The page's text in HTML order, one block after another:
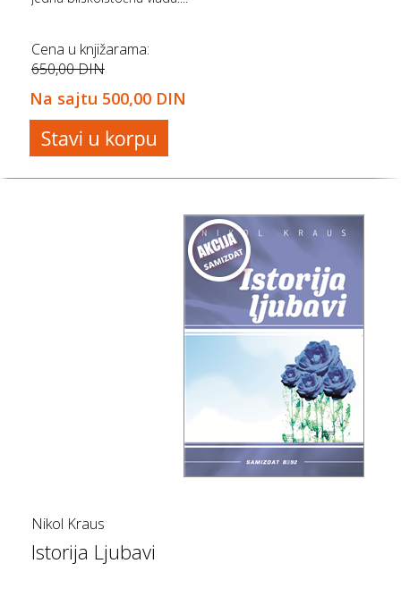
Cena u knjižarama:
650,00 DIN
Na sajtu 500,00 DIN
Nikol Kraus
Istorija Ljubavi